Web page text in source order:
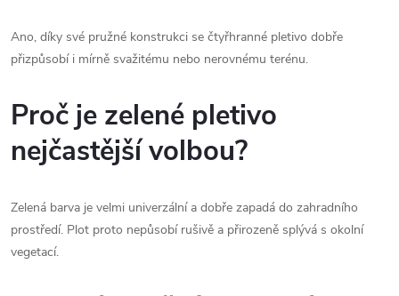
Ano, díky své pružné konstrukci se čtyřhranné pletivo dobře
přizpůsobí i mírně svažitému nebo nerovnému terénu.
Proč je zelené pletivo
nejčastější volbou?
Zelená barva je velmi univerzální a dobře zapadá do zahradního
prostředí. Plot proto nepůsobí rušivě a přirozeně splývá s okolní
vegetací.